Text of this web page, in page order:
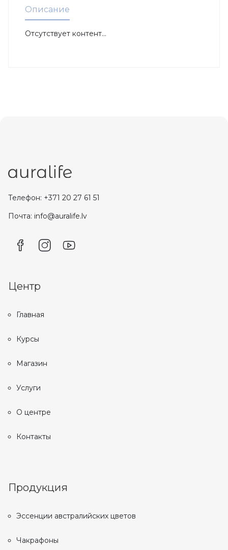
Описание
Отсутствует контент...
Телефон: +371 20 27 61 51
Почта: info@auralife.lv
Центр
Главная
Курсы
Магазин
Услуги
О центре
Контакты
Продукция
Эссенции австралийских цветов
Чакрафоны